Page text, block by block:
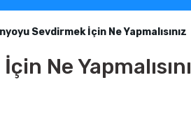
Sevdirmek İçin Ne Yapmalısınız
Ne